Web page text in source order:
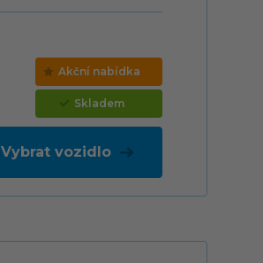
Akční nabídka
Skladem
Vybrat vozidlo